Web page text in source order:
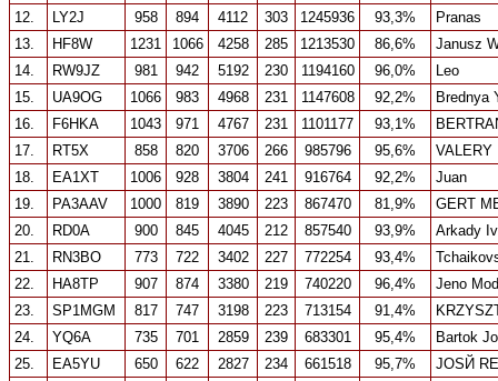
12.
LY2J 958 894 4112 303 1245936 93,3%
Pranas
13.
HF8W 1231 1066 4258 285 1213530 86,6%
Janusz
14.
RW9JZ 981 942 5192 230 1194160 96,0%
Leo
15.
UA9OG 1066 983 4968 231 1147608 92,2%
Brednya
16.
F6HKA 1043 971 4767 231 1101177 93,1%
17.
RT5X 858 820 3706 266 985796 95,6%
VALERY
18.
EA1XT 1006 928 3804 241 916764 92,2%
Juan
19.
PA3AAV 1000 819 3890 223 867470 81,9%
GERT
20.
RD0A 900 845 4045 212 857540 93,9%
Arkady
21.
RN3BO 773 722 3402 227 772254 93,4%
22.
HA8TP 907 874 3380 219 740220 96,4%
Jeno
23.
SP1MGM 817 747 3198 223 713154 91,4%
24.
YQ6A 735 701 2859 239 683301 95,4%
Bartok
25.
EA5YU 650 622 2827 234 661518 95,7%
JOSЙ